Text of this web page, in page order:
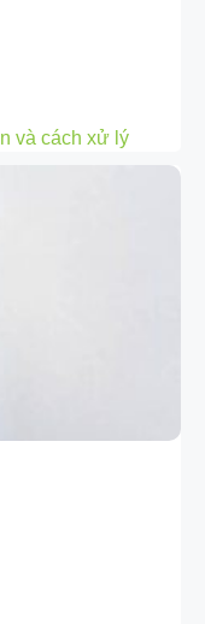
và cách xử lý